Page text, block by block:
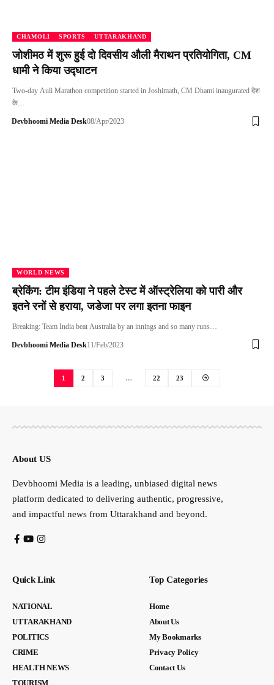
CHAMOLI SPORTS UTTARAKHAND
जोशीमठ में शुरू हुई दो दिवसीय औली मैराथन प्रतियोगिता, CM
धामी ने किया उद्घाटन
Two-day Auli Marathon competition started in Joshimath, CM Dhami inaugurated देश
के…
Devbhoomi Media Desk08/Apr/2023
WORLD NEWS
ब्रेकिंग: टीम इंडिया ने पहले टेस्ट में ऑस्ट्रेलिया को पारी और
इतने रनों से हराया, जडेजा पर लगा इतना फाइन
Breaking: Team India beat Australia by an innings and so many runs…
Devbhoomi Media Desk11/Feb/2023
1 2 3 … 22 23
About US
Devbhoomi Media is a leading, unbiased digital news
platform dedicated to delivering authentic, progressive,
and impactful news from Uttarakhand and beyond.
Quick Link
NATIONAL
UTTARAKHAND
POLITICS
CRIME
HEALTH NEWS
TOURISM
Top Categories
Home
About Us
My Bookmarks
Privacy Policy
Contact Us